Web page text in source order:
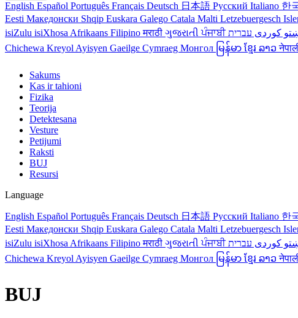
English Español Português Français Deutsch 日本語 Русский Italiano 한
Eesti Македонски Shqip Euskara Galego Catala Malti Letzebuergesch
isiZulu isiXhosa Afrikaans Filipinoमराठी ગુજરાતીਪੰਜਾਬੀ کوردی
Chichewa Kreyol Ayisyen Gaeilge Cymraeg Монгол မြန်မာ ខ្មែរ ລາວ
Sakums
Kas ir tahioni
Fizika
Teorija
Detektesana
Vesture
Petijumi
Raksti
BUJ
Resursi
Language
English Español Português Français Deutsch 日本語 Русский Italiano 한
Eesti Македонски Shqip Euskara Galego Catala Malti Letzebuergesch
isiZulu isiXhosa Afrikaans Filipinoमराठी ગુજરાતીਪੰਜਾਬੀ کوردی
Chichewa Kreyol Ayisyen Gaeilge Cymraeg Монгол မြန်မာ ខ្មែរ ລາວ
BUJ